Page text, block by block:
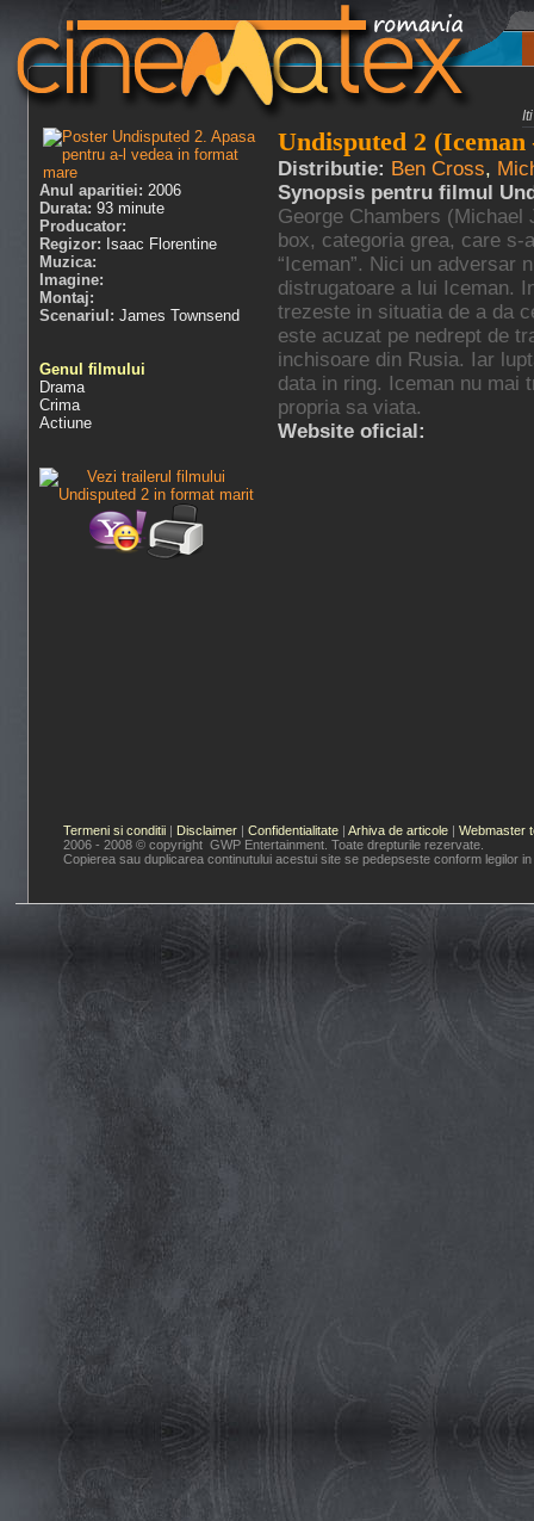
Anul aparitiei: 2006
Durata: 93 minute
Producator:
Regizor: Isaac Florentine
Muzica:
Imagine:
Montaj:
Scenariul: James Townsend
Genul filmului
Drama
Crima
Actiune
Undisputed 2
Distributie: Ben Cross,
Synopsis pentru filmul
George Chambers
box, categoria grea, care s-
“Iceman”. Nici un adversar
distrugatoare a lui Iceman.
trezeste in situatia de a da
este acuzat pe nedrept de
inchisoare din Rusia. Iar
data in ring. Iceman nu mai
propria sa viata.
Website oficial:
Termeni si conditii | Disclaimer | Confidentialitate | Arhiva de articole | Webmaster
2006 - 2008 © copyright GWP Entertainment. Toate drepturile rezervate.
Copierea sau duplicarea continutului acestui site se pedepseste conform legilor